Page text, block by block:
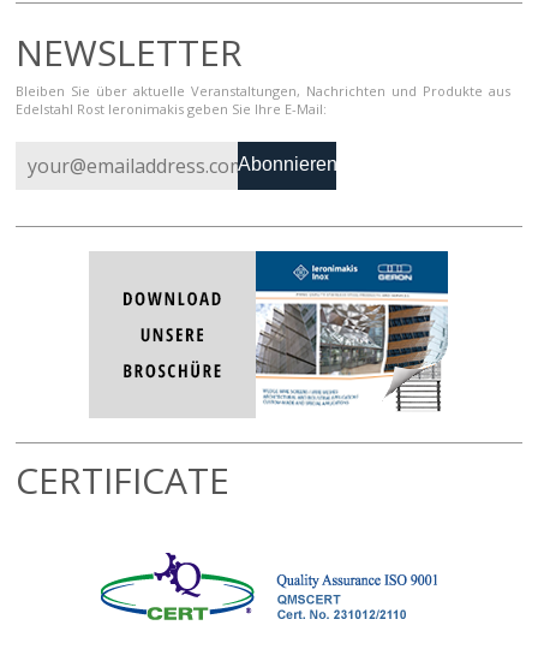
NEWSLETTER
Bleiben Sie über aktuelle Veranstaltungen, Nachrichten und Produkte aus
Edelstahl Rost Ieronimakis geben Sie Ihre E-Mail:
Abonnieren
CERTIFICATE